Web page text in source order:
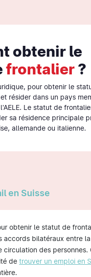
obtenir le
frontalier?
pour obtenir le
résider dans un pays
Le statut de
sa résidence principale
allemande ou italienne.
en Suisse
obtenir le statut de
accords bilatéraux entre
circulation des
de trouver un emploi en